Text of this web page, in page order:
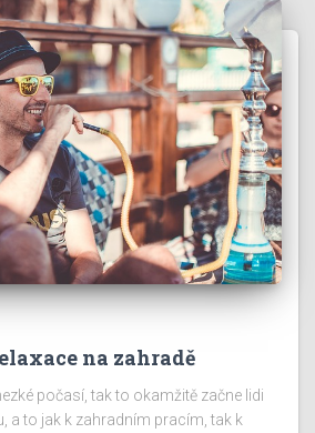
na zahradě
počasí, tak to okamžitě začne lidi
a to jak k zahradním pracím, tak k